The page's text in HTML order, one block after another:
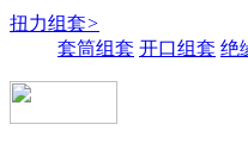
扭力组套>
套筒组套 开口组套 绝